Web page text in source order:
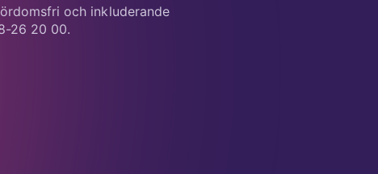
och inkluderande
26 20 00.